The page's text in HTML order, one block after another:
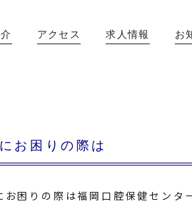
アクセス 求人情報 お
お困りの際は
困りの際は福岡口腔保健センタ